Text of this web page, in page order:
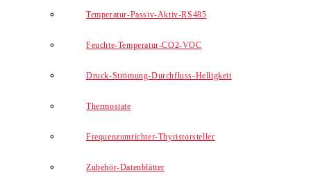
Temperatur-Passiv-Aktiv-RS485
Feuchte-Temperatur-CO2-VOC
Druck-Strömung-Durchfluss-Helligkeit
Thermostate
Frequenzumrichter-Thyristorsteller
Zubehör-Datenblätter